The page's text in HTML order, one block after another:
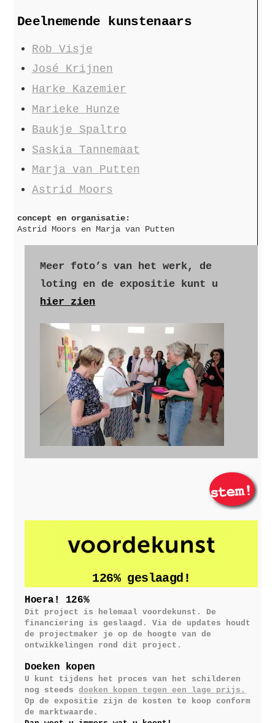
Deelnemende kunstenaars
Rob Visje
José Krijnen
Harke Kazemier
Marieke Hunze
Baukje Spaltro
Saskia Tannemaat
Marja van Putten
Astrid Moors
concept en organisatie:
Astrid Moors en Marja van Putten
Meer foto’s van het werk, de
loting en de expositie kunt u
hier zien
126% geslaagd!
Hoera! 126%
Dit project is helemaal voordekunst. De
financiering is geslaagd. Via de updates houdt
de projectmaker je op de hoogte van de
ontwikkelingen rond dit project.
Doeken kopen
U kunt tijdens het proces van het schilderen
nog steedsdoeken kopen tegen een lage prijs.
Op de expositie zijn de kosten te koop conform
de marktwaarde.